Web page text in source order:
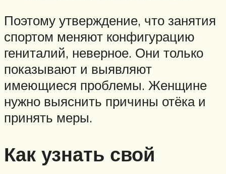
Поэтому утверждение, что занятия
спортом меняют конфигурацию
гениталий, неверное. Они только
показывают и выявляют
имеющиеся проблемы. Женщине
нужно выяснить причины отёка и
принять меры.
Как узнать свой